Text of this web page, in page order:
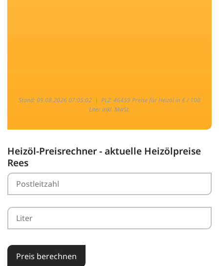
Stand: 09.08.2026 07:05:02 | PLZ: 46459 Preise für Heizöl in € / 100
Liter inkl. MwSt.
Heizöl-Preisrechner - aktuelle Heizölpreise
Rees
Preis berechnen